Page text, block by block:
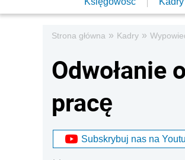
Strona główna » Kadry »
Odwołanie
pracę
Subskrybuj nas na